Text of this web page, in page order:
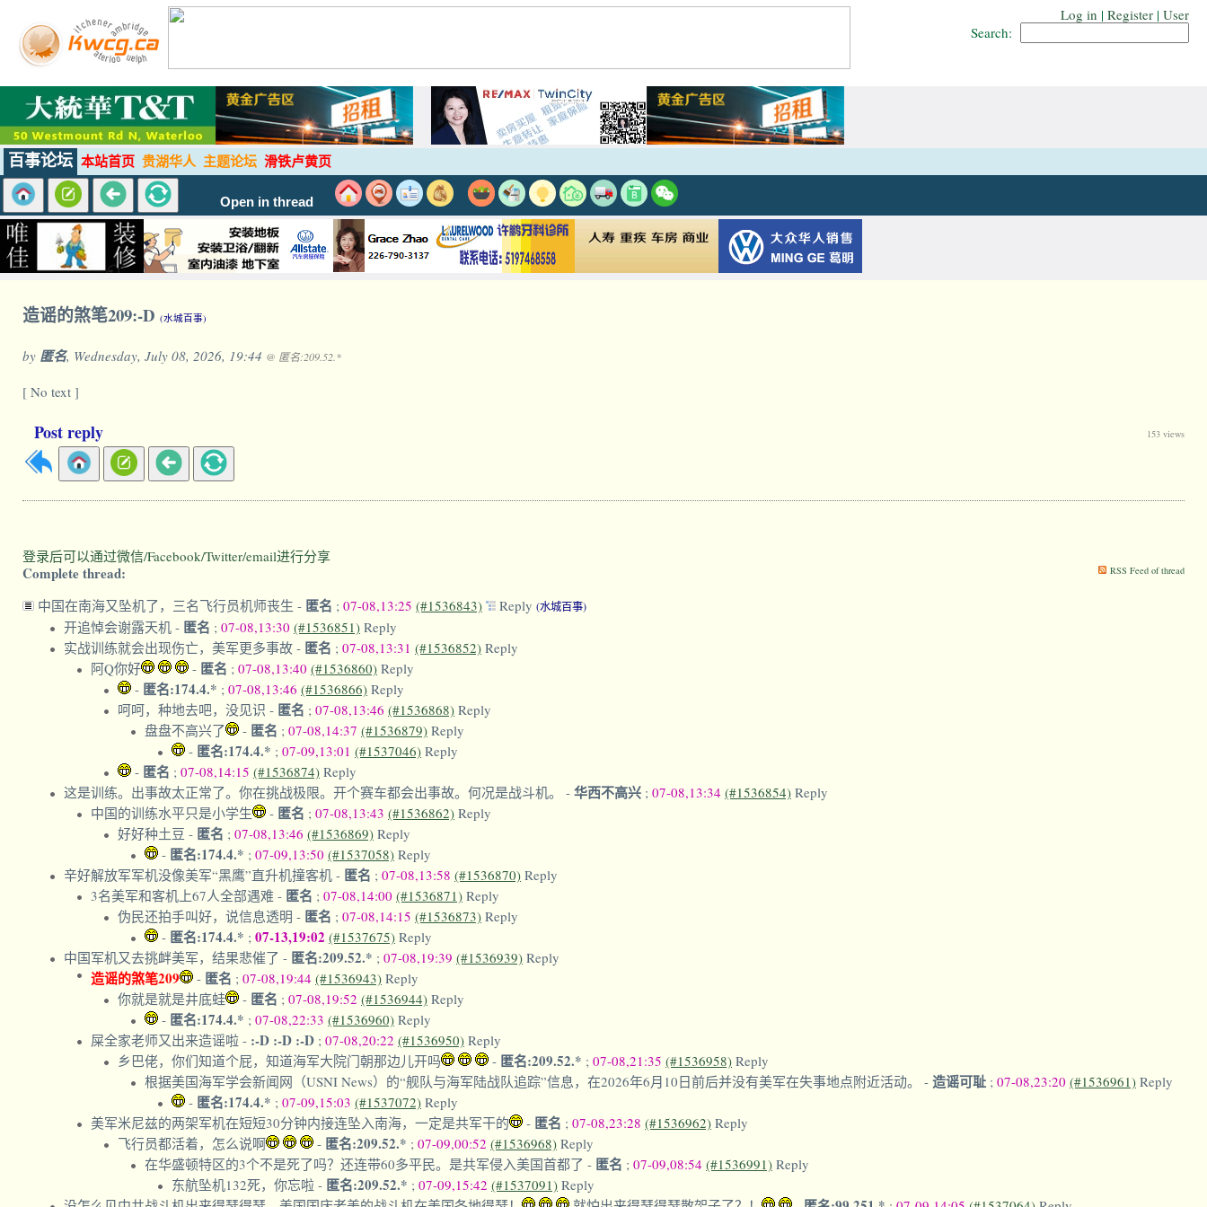
Log in | Register | User
Search:
百事论坛 本站首页 贵湖华人 主题论坛 滑铁卢黄页
Open in thread
造谣的煞笔209:-D (水城百事)
by 匿名, Wednesday, July 08, 2026, 19:44 @ 匿名:209.52.*
[ No text ]
Post reply 153 views
登录后可以通过微信/Facebook/Twitter/email进行分享
Complete thread: RSS Feed of thread
中国在南海又坠机了，三名飞行员机师丧生 - 匿名 ; 07-08,13:25 (#1536843) Reply (水城百事)
开追悼会谢露天机 - 匿名 ; 07-08,13:30 (#1536851) Reply
实战训练就会出现伤亡，美军更多事故 - 匿名 ; 07-08,13:31 (#1536852) Reply
阿Q你好
- 匿名 ; 07-08,13:40 (#1536860) Reply
- 匿名:174.4.* ; 07-08,13:46 (#1536866) Reply
呵呵，种地去吧，没见识 - 匿名 ; 07-08,13:46 (#1536868) Reply
盘盘不高兴了
- 匿名 ; 07-08,14:37 (#1536879) Reply
- 匿名:174.4.* ; 07-09,13:01 (#1537046) Reply
- 匿名 ; 07-08,14:15 (#1536874) Reply
这是训练。出事故太正常了。你在挑战极限。开个赛车都会出事故。何况是战斗机。 - 华西不高兴 ; 07-08,13:34 (#1536854) Reply
中国的训练水平只是小学生
- 匿名 ; 07-08,13:43 (#1536862) Reply
好好种土豆 - 匿名 ; 07-08,13:46 (#1536869) Reply
- 匿名:174.4.* ; 07-09,13:50 (#1537058) Reply
辛好解放军军机没像美军“黑鹰”直升机撞客机 - 匿名 ; 07-08,13:58 (#1536870) Reply
3名美军和客机上67人全部遇难 - 匿名 ; 07-08,14:00 (#1536871) Reply
伪民还拍手叫好，说信息透明 - 匿名 ; 07-08,14:15 (#1536873) Reply
- 匿名:174.4.* ; 07-13,19:02 (#1537675) Reply
中国军机又去挑衅美军，结果悲催了 - 匿名:209.52.* ; 07-08,19:39 (#1536939) Reply
造谣的煞笔209 - 匿名 ; 07-08,19:44 (#1536943) Reply
你就是就是井底蛙
- 匿名 ; 07-08,19:52 (#1536944) Reply
- 匿名:174.4.* ; 07-08,22:33 (#1536960) Reply
屎全家老师又出来造谣啦 - :-D :-D :-D ; 07-08,20:22 (#1536950) Reply
乡巴佬，你们知道个屁，知道海军大院门朝那边儿开吗
- 匿名:209.52.* ; 07-08,21:35 (#1536958) Reply
根据美国海军学会新闻网（USNI News）的“舰队与海军陆战队追踪”信息，在2026年6月10日前后并没有美军在失事地点附近活动。 - 造谣可耻 ; 07-08,23:20 (#1536961) Reply
- 匿名:174.4.* ; 07-09,15:03 (#1537072) Reply
美军米尼兹的两架军机在短短30分钟内接连坠入南海，一定是共军干的
- 匿名 ; 07-08,23:28 (#1536962) Reply
飞行员都活着，怎么说啊
- 匿名:209.52.* ; 07-09,00:52 (#1536968) Reply
在华盛顿特区的3个不是死了吗？还连带60多平民。是共军侵入美国首都了 - 匿名 ; 07-09,08:54 (#1536991) Reply
东航坠机132死，你忘啦 - 匿名:209.52.* ; 07-09,15:42 (#1537091) Reply